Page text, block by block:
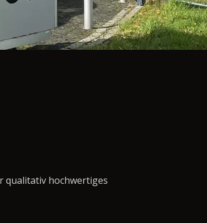
qualitativ hochwertiges